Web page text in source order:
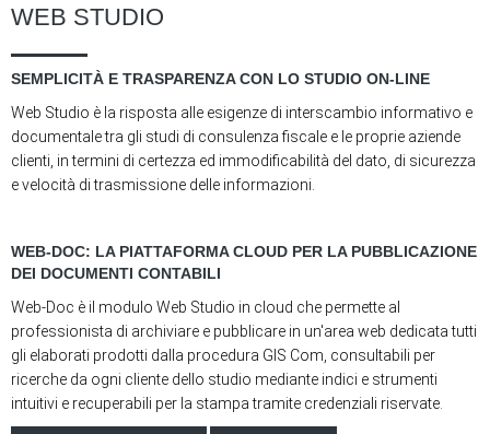
WEB STUDIO
SEMPLICITÀ E TRASPARENZA CON LO STUDIO ON-LINE
Web Studio è la risposta alle esigenze di interscambio informativo e
documentale tra gli studi di consulenza fiscale e le proprie aziende
clienti, in termini di certezza ed immodificabilità del dato, di sicurezza
e velocità di trasmissione delle informazioni.
WEB-DOC: LA PIATTAFORMA CLOUD PER LA PUBBLICAZIONE
DEI DOCUMENTI CONTABILI
Web-Doc è il modulo Web Studio in cloud che permette al
professionista di archiviare e pubblicare in un'area web dedicata tutti
gli elaborati prodotti dalla procedura GIS Com, consultabili per
ricerche da ogni cliente dello studio mediante indici e strumenti
intuitivi e recuperabili per la stampa tramite credenziali riservate.